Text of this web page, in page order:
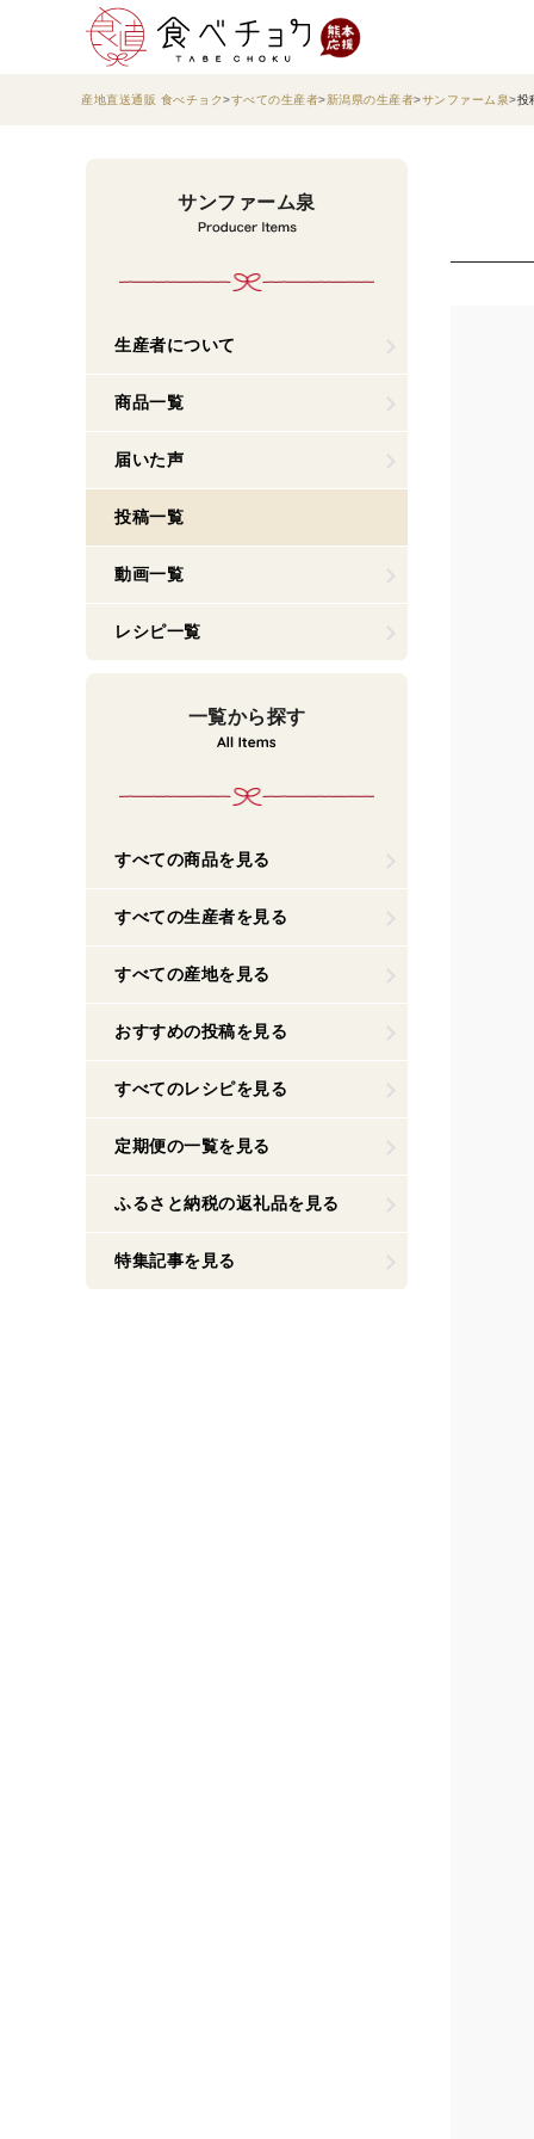
産地直送通販 食べチョク すべての生産者 新潟県の生産者 サンファーム泉 投
サンファーム泉
生産者について
商品一覧
届いた声
投稿一覧
動画一覧
レシピ一覧
一覧から探す
すべての商品を見る
すべての生産者を見る
すべての産地を見る
おすすめの投稿を見る
すべてのレシピを見る
定期便の一覧を見る
ふるさと納税の返礼品を見る
特集記事を見る